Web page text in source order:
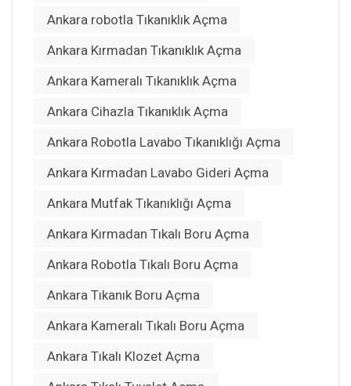
Ankara robotla Tıkanıklık Açma
Ankara Kırmadan Tıkanıklık Açma
Ankara Kameralı Tıkanıklık Açma
Ankara Cihazla Tıkanıklık Açma
Ankara Robotla Lavabo Tıkanıklığı Açma
Ankara Kırmadan Lavabo Gideri Açma
Ankara Mutfak Tıkanıklığı Açma
Ankara Kırmadan Tıkalı Boru Açma
Ankara Robotla Tıkalı Boru Açma
Ankara Tıkanık Boru Açma
Ankara Kameralı Tıkalı Boru Açma
Ankara Tıkalı Klozet Açma